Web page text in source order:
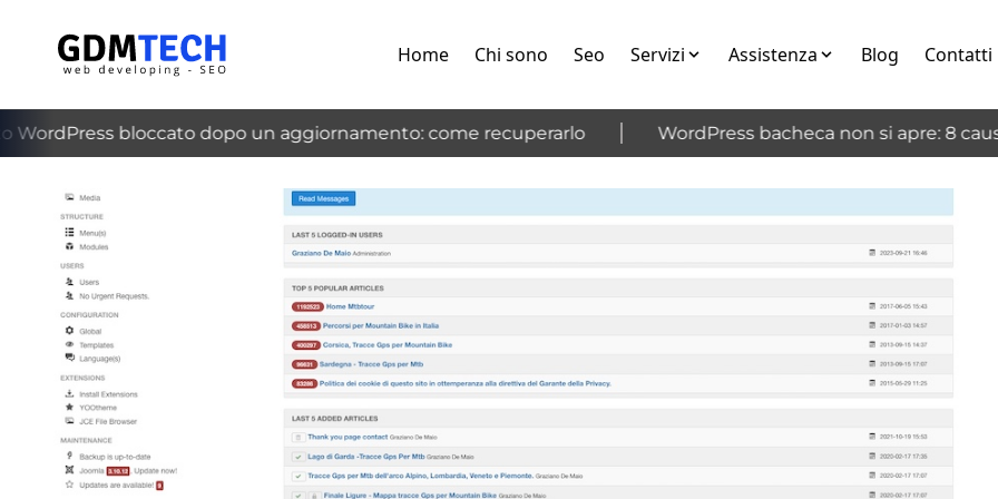
Home Chi sono Seo Servizi Assistenza Blog Contatti
bloccato dopo un aggiornamento: come recuperarlo WordPress bacheca non si apre: 8
‹